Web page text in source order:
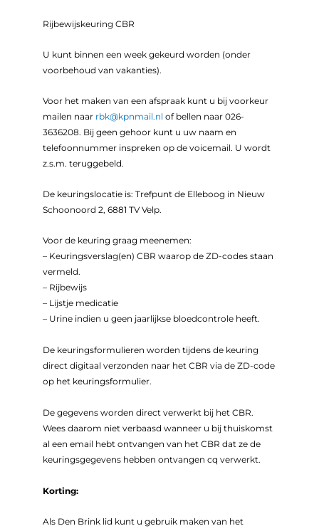
Rijbewijskeuring CBR
U kunt binnen een week gekeurd worden (onder
voorbehoud van vakanties).
Voor het maken van een afspraak kunt u bij voorkeur
mailen naar rbk@kpnmail.nl of bellen naar 026-
3636208. Bij geen gehoor kunt u uw naam en
telefoonnummer inspreken op de voicemail. U wordt
z.s.m. teruggebeld.
De keuringslocatie is: Trefpunt de Elleboog in Nieuw
Schoonoord 2, 6881 TV Velp.
Voor de keuring graag meenemen:
– Keuringsverslag(en) CBR waarop de ZD-codes staan
vermeld.
– Rijbewijs
– Lijstje medicatie
– Urine indien u geen jaarlijkse bloedcontrole heeft.
De keuringsformulieren worden tijdens de keuring
direct digitaal verzonden naar het CBR via de ZD-code
op het keuringsformulier.
De gegevens worden direct verwerkt bij het CBR.
Wees daarom niet verbaasd wanneer u bij thuiskomst
al een email hebt ontvangen van het CBR dat ze de
keuringsgegevens hebben ontvangen cq verwerkt.
Korting:
Als Den Brink lid kunt u gebruik maken van het